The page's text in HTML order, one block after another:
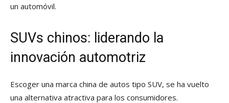
un automóvil.
SUVs chinos: liderando la
innovación automotriz
Escoger una marca china de autos tipo SUV, se ha vuelto
una alternativa atractiva para los consumidores.